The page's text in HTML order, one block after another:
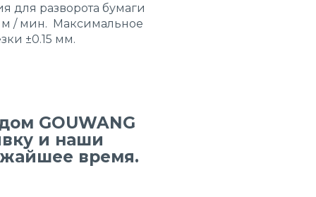
для разворота бумаги
м / мин. Максимальное
±0.15 мм.
GOUWANG
и наши
время.